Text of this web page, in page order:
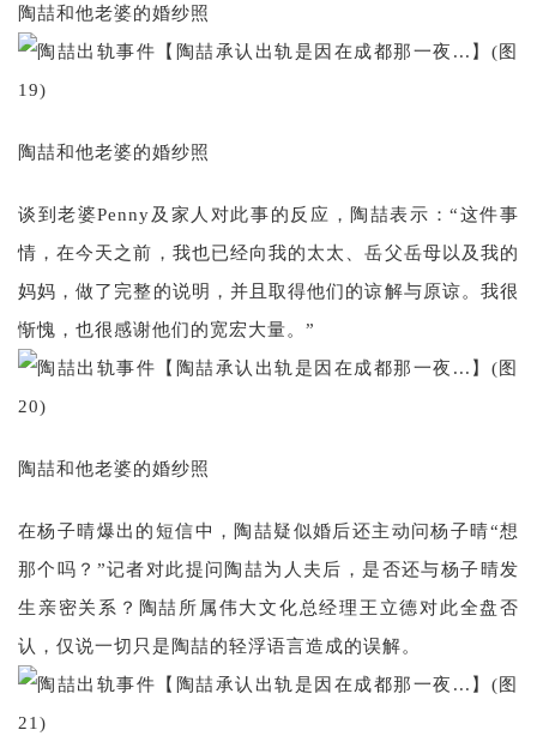
陶喆和他老婆的婚纱照
陶喆和他老婆的婚纱照
谈到老婆Penny及家人对此事的反应，陶喆表示：“这件事
情，在今天之前，我也已经向我的太太、岳父岳母以及我的
妈妈，做了完整的说明，并且取得他们的谅解与原谅。我很
惭愧，也很感谢他们的宽宏大量。”
陶喆和他老婆的婚纱照
在杨子晴爆出的短信中，陶喆疑似婚后还主动问杨子晴“想
那个吗？”记者对此提问陶喆为人夫后，是否还与杨子晴发
生亲密关系？陶喆所属伟大文化总经理王立德对此全盘否
认，仅说一切只是陶喆的轻浮语言造成的误解。